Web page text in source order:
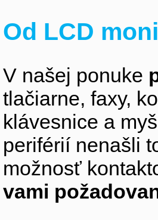
Od LCD
V našej ponuke
tlačiarne, faxy,
klávesnice a
periférií nenašli
možnosť
vami